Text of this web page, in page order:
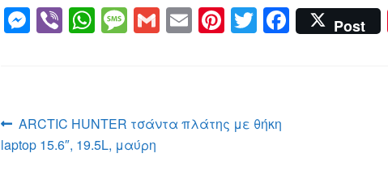
M
e
n
g
Vi
b
W
h
A
p
M
e
g
e
G
m
E
m
Pi
nt
st
T
wi
F
a
Post
Πλοήγηση
άρθρων
Προηγούμενο
άρθρο:
ARCTIC HUNTER τσάντα πλάτης με θήκη
laptop 15.6″, 19.5L, μαύρη